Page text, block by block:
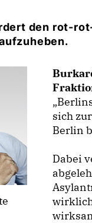
den rot-
sich
Berlin
Dabei